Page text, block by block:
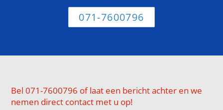
071-7600796
Bel 071-7600796 of laat een bericht achter en we
nemen direct contact met u op!